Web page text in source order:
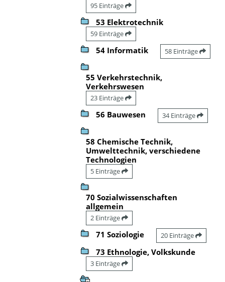
95 Einträge
53 Elektrotechnik
59 Einträge
54 Informatik 58 Einträge
55 Verkehrstechnik,
Verkehrswesen
23 Einträge
56 Bauwesen 34 Einträge
58 Chemische Technik,
Umwelttechnik, verschiedene
Technologien
5 Einträge
70 Sozialwissenschaften
allgemein
2 Einträge
71 Soziologie 20 Einträge
73 Ethnologie, Volkskunde
3 Einträge